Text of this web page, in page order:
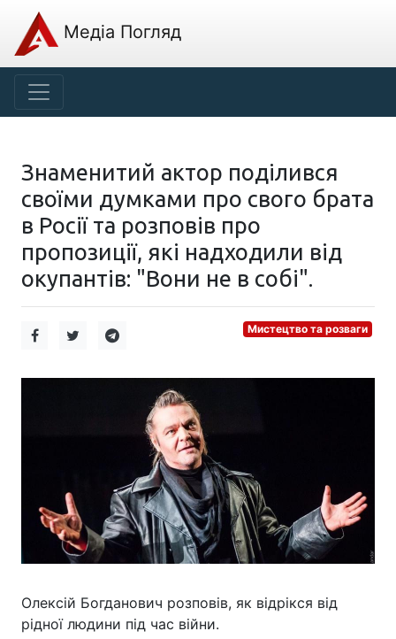
Медіа Погляд
Знаменитий актор поділився
своїми думками про свого брата
в Росії та розповів про
пропозиції, які надходили від
окупантів: "Вони не в собі".
Мистецтво та розваги
Олексій Богданович розповів, як відрікся від
рідної людини під час війни.